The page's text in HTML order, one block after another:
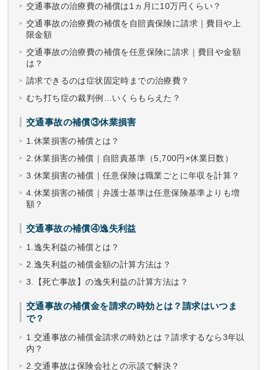
交通事故の治療費の補償は1ヵ月に10万円くらい？
交通事故の治療費の補償を自賠責保険に請求｜費目や上
限金額
交通事故の治療費の補償を任意保険に請求｜費目や金額
は？
請求できるのは症状固定時までの治療費？
むち打ち症の裁判例…いくらもらえた？
交通事故の補償③休業損害
1.休業損害の補償とは？
2.休業損害の補償｜自賠責基準（5,700円×休業日数）
3.休業損害の補償｜任意保険は職業ごとに年収を計算？
4.休業損害の補償｜弁護士基準は任意保険基準よりも増
額？
交通事故の補償④逸失利益
1.逸失利益の補償とは？
2.逸失利益の補償金額の計算方法は？
3.【死亡事故】の逸失利益の計算方法は？
交通事故の補償金を請求の時効とは？請求はいつま
で？
1.交通事故の補償金請求の時効とは？請求するなら3年以
内？
2.交通事故は保険会社との示談で解決？